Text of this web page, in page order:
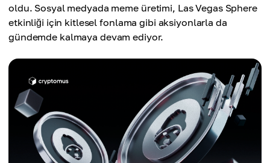
oldu. Sosyal medyada meme üretimi, Las Vegas Sphere
etkinliği için kitlesel fonlama gibi aksiyonlarla da
gündemde kalmaya devam ediyor.